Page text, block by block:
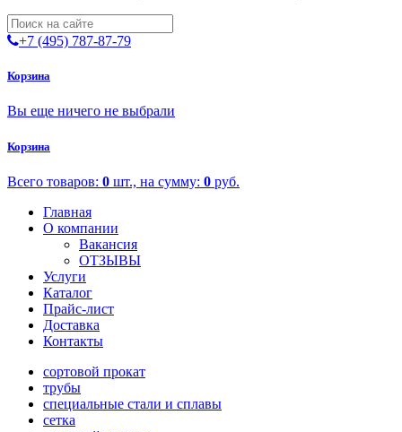
+7 (495) 787-87-79
Корзина
Вы еще ничего не выбрали
Корзина
Всего товаров: 0 шт., на сумму: 0 руб.
Главная
О компании
Вакансия
ОТЗЫВЫ
Услуги
Каталог
Прайс-лист
Доставка
Контакты
сортовой прокат
трубы
специальные стали и сплавы
сетка